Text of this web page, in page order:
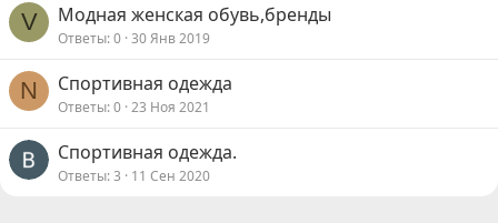
V Модная женская обувь,бренды
Ответы 0 30 Янв 2019
N Спортивная одежда
Ответы 0 23 Ноя 2021
Спортивная одежда.
Ответы 3 11 Сен 2020